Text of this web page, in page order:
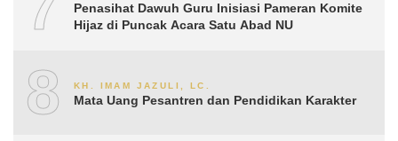
Penasihat Dawuh Guru Inisiasi Pameran Komite
Hijaz di Puncak Acara Satu Abad NU
8 KH. IMAM JAZULI, LC.
Mata Uang Pesantren dan Pendidikan Karakter